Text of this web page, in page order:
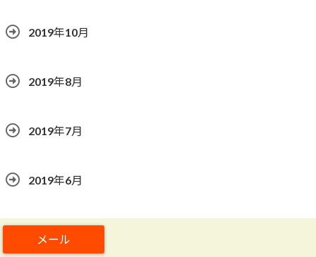
2019年10月
2019年8月
2019年7月
2019年6月
2019年5月